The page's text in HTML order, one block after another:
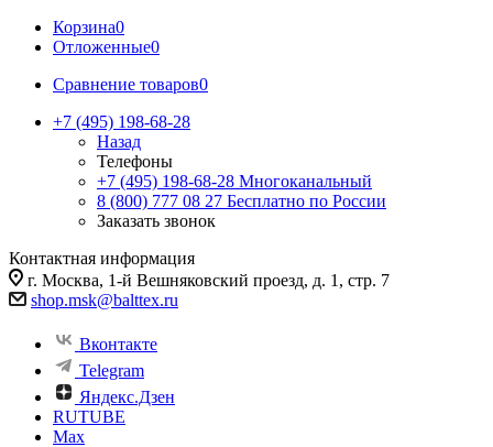
Корзина0
Отложенные0
Сравнение товаров0
+7 (495) 198-68-28
Назад
Телефоны
+7 (495) 198-68-28 Многоканальный
8 (800) 777 08 27 Бесплатно по России
Заказать звонок
Контактная информация
г. Москва, 1-й Вешняковский проезд, д. 1, стр. 7
shop.msk@balttex.ru
Вконтакте
Telegram
Яндекс.Дзен
RUTUBE
Max